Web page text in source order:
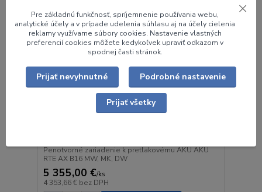
Penotvorné zariadenie k pretlakovému AKU AKU
RTE AX B16 MW, MK, DW
5 355,00 €/ks
4 353,66 € bez DPH
Pre základnú funkčnosť, spríjemnenie používania webu,
analytické účely a v prípade udelenia súhlasu aj na účely cielenia
reklamy využívame súbory cookies. Nastavenie vlastných
preferencií cookies môžete kedykoľvek upraviť odkazom v
spodnej časti stránok.
Prijať nevyhnutné Podrobné nastavenie
Prijať všetky